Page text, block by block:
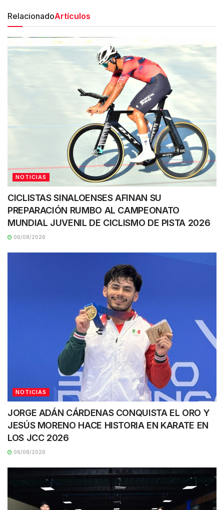
RelacionadoArtículos
NOTICIAS
CICLISTAS SINALOENSES AFINAN SU
PREPARACIÓN RUMBO AL CAMPEONATO
MUNDIAL JUVENIL DE CICLISMO DE PISTA 2026
06/08/2026
NOTICIAS
JORGE ADÁN CÁRDENAS CONQUISTA EL ORO Y
JESÚS MORENO HACE HISTORIA EN KARATE EN
LOS JCC 2026
06/08/2026